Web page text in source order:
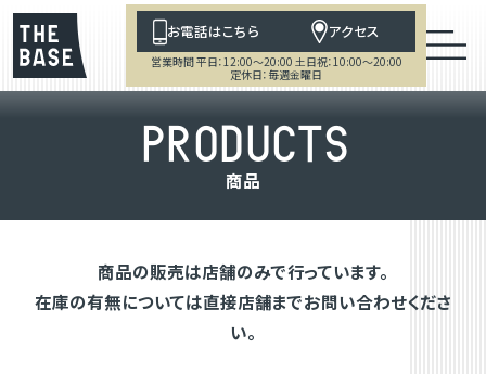
お電話はこちら アクセス
営業時間 平日：12:00～20:00 土日祝：10:00～20:00
定休日：毎週金曜日
PRODUCTS
商品
商品の販売は店舗のみで行っています。
在庫の有無については直接店舗までお問い合わせくださ
い。